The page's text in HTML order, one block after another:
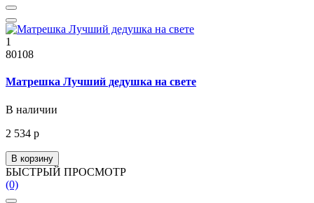
1
80108
Матрешка Лучший дедушка на свете
В наличии
2 534 р
В корзину
БЫСТРЫЙ ПРОСМОТР
(0)